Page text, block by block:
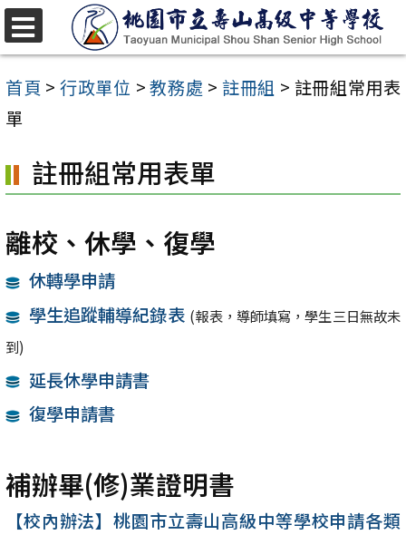
跳
至
主
要
容
區
首頁 > 行政單位 >教務處 > 註冊組 > 註冊組常用表
單
註冊組常用表單
離校、休學、復學
休轉學申請
學生追蹤輔導紀錄表 (報表，導師填寫，學生三日無故未
到)
延長休學申請書
復學申請書
補辦畢(修)業證明書
【校內辦法】桃園市立壽山高級中等學校申請各類
選
單